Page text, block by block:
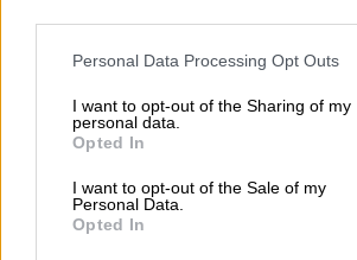
Personal Data Processing Opt Outs
I want to opt-out of the Sharing of my
personal data.
Opted In
I want to opt-out of the Sale of my
Personal Data.
Opted In
Reconquista leonesa
Por Carlos Miranda
mi pesadilla
Por María Pérez Herrero